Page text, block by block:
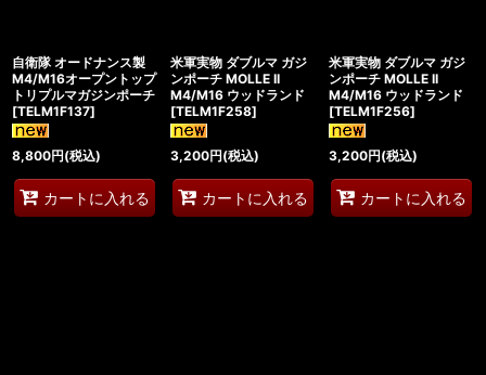
絞り込む
自衛隊 オードナンス製
M4/M16オープントップ
トリプルマガジンポーチ
[TELM1F137]
8,800円(税込)
カートに入れる
米軍実物 ダブルマ ガジ
ンポーチ MOLLE II
M4/M16 ウッドランド
[TELM1F258]
3,200円(税込)
カートに入れる
米軍実物 ダブルマ ガジ
ンポーチ MOLLE II
M4/M16 ウッドランド
[TELM1F256]
3,200円(税込)
カートに入れる